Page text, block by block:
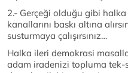
2.- Gerçeği olduğu gibi halka
kanallarını baskı altına
susturmaya çalışırsınız…
Halka ileri demokrasi
adam iradenizi topluma tek-